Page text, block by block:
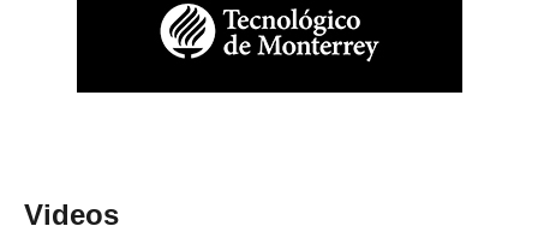
Videos